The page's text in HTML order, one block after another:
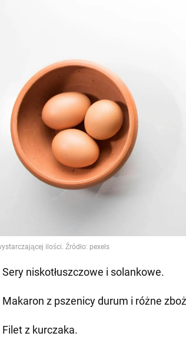
Sery niskotłuszczowe i solankowe.
Makaron z pszenicy durum i różne
Filet z kurczaka.